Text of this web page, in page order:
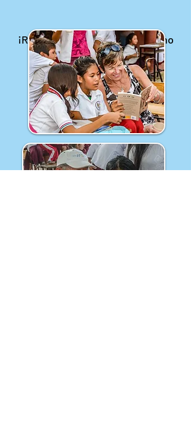
¡Regístrese y venga incluso si no
puede traer un libro!